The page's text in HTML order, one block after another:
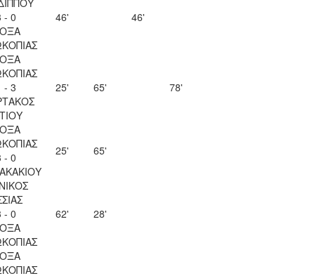
- 0
46' 46'
- 3
25' 65' 78'
- 0
25' 65'
- 0
62' 28'